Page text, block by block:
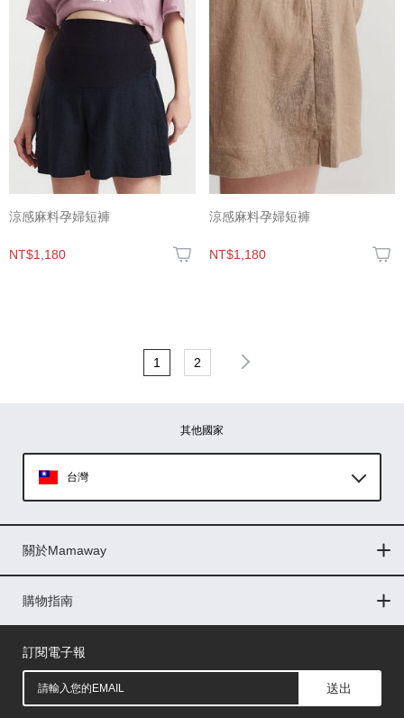
涼感麻料孕婦短褲
NT$1,180
涼感麻料孕婦短褲
NT$1,180
1 2
其他國家
台灣
印尼
菲律賓
馬來西亞
關於Mamaway
門市據點
最新消息
品牌故事
人力招募
媒體花絮
隱私權聲明
CSR企業社會責任
購物指南
購物常見問題
退換貨問題
儲值金使用條款
購買儲值金
發票問題
會員權益
線上留言
吸乳器-免費體驗
訂閱電子報
送出